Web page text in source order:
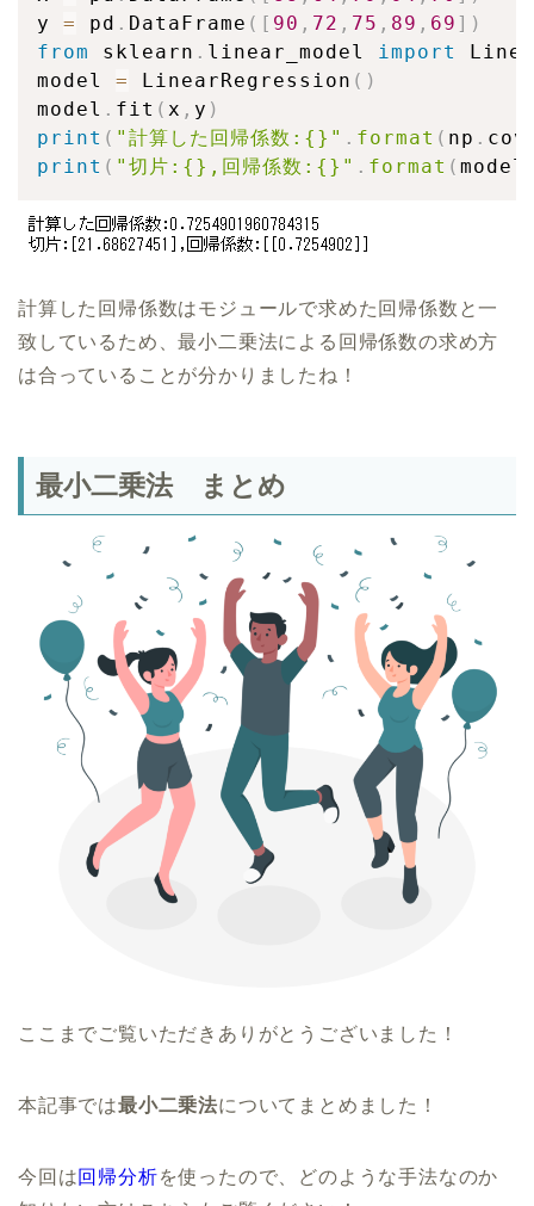
y = pd . DataFrame ( [ 90 , 72 , 75 , 89 , 69 ] )
from
sklearn . linear_model import
model = LinearRegression ( )
model . fit ( x , y )
print ( "計算した回帰係数:{}" . format ( np . cov
print ( "切片:{},回帰係数:{}" . format ( model
計算した回帰係数はモジュールで求めた回帰係数と一
致しているため、最小二乗法による回帰係数の求め方
は合っていることが分かりましたね！
最小二乗法 まとめ
ここまでご覧いただきありがとうございました！
本記事では最小二乗法についてまとめました！
今回は回帰分析を使ったので、どのような手法なのか